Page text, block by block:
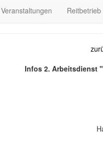
Veranstaltungen Reitbetrieb
Infos 2. Arbeitsdienst